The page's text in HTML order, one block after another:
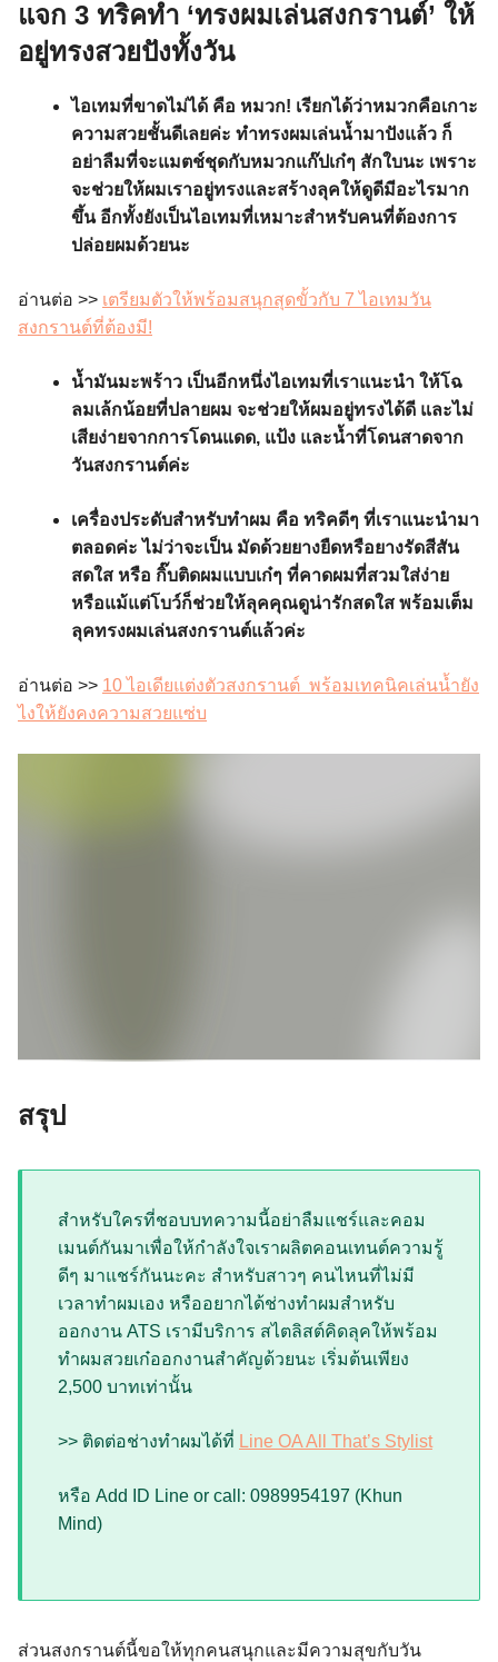
แจก 3 ทริคทำ ‘ทรงผมเล่นสงกรานต์’ ให้
อยู่ทรงสวยปังทั้งวัน
ไอเทมที่ขาดไม่ได้ คือ หมวก! เรียกได้ว่าหมวกคือเกาะ
ความสวยชั้นดีเลยค่ะ ทำทรงผมเล่นน้ำมาปังแล้ว ก็
อย่าลืมที่จะแมตช์ชุดกับหมวกแก๊ปเก๋ๆ สักใบนะ เพราะ
จะช่วยให้ผมเราอยู่ทรงและสร้างลุคให้ดูดีมีอะไรมาก
ขึ้น อีกทั้งยังเป็นไอเทมที่เหมาะสำหรับคนที่ต้องการ
ปล่อยผมด้วยนะ
อ่านต่อ >> เตรียมตัวให้พร้อมสนุกสุดขั้วกับ 7 ไอเทมวัน
สงกรานต์ที่ต้องมี!
น้ำมันมะพร้าว เป็นอีกหนึ่งไอเทมที่เราแนะนำ ให้โฉ
ลมเล้กน้อยที่ปลายผม จะช่วยให้ผมอยู่ทรงได้ดี และไม่
เสียง่ายจากการโดนแดด, แป้ง และน้ำที่โดนสาดจาก
วันสงกรานต์ค่ะ
เครื่องประดับสำหรับทำผม คือ ทริคดีๆ ที่เราแนะนำมา
ตลอดค่ะ ไม่ว่าจะเป็น มัดด้วยยางยืดหรือยางรัดสีสัน
สดใส หรือ กิ๊บติดผมแบบเก๋ๆ ที่คาดผมที่สวมใส่ง่าย
หรือแม้แต่โบว์ก็ช่วยให้ลุคคุณดูน่ารักสดใส พร้อมเต็ม
ลุคทรงผมเล่นสงกรานต์แล้วค่ะ
อ่านต่อ >> 10 ไอเดียแต่งตัวสงกรานต์ พร้อมเทคนิคเล่นน้ำยัง
ไงให้ยังคงความสวยแซ่บ
สรุป
สำหรับใครที่ชอบบทความนี้อย่าลืมแชร์และคอม
เมนต์กันมาเพื่อให้กำลังใจเราผลิตคอนเทนต์ความรู้
ดีๆ มาแชร์กันนะคะ สำหรับสาวๆ คนไหนที่ไม่มี
เวลาทำผมเอง หรืออยากได้ช่างทำผมสำหรับ
ออกงาน ATS เรามีบริการ สไตลิสต์คิดลุคให้พร้อม
ทำผมสวยเก๋ออกงานสำคัญด้วยนะ เริ่มต้นเพียง
2,500 บาทเท่านั้น
>> ติดต่อช่างทำผมได้ที่ Line OA All That’s Stylist
หรือ Add ID Line or call: 0989954197 (Khun
Mind)
ส่วนสงกรานต์นี้ขอให้ทุกคนสนุกและมีความสุขกับวัน